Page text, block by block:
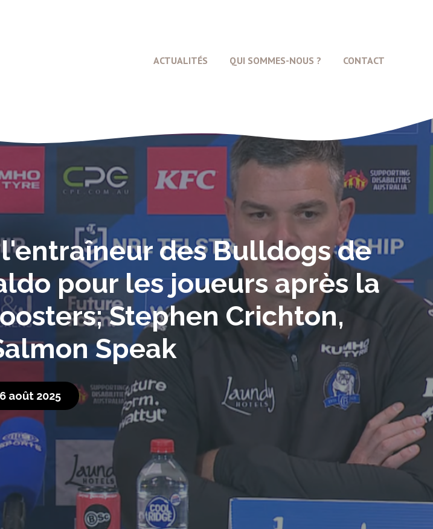
ACTUALITÉS QUI SOMMES-NOUS ? CONTACT
des Bulldogs de
pour les joueurs après la
Stephen Crichton,
Speak
août 2025